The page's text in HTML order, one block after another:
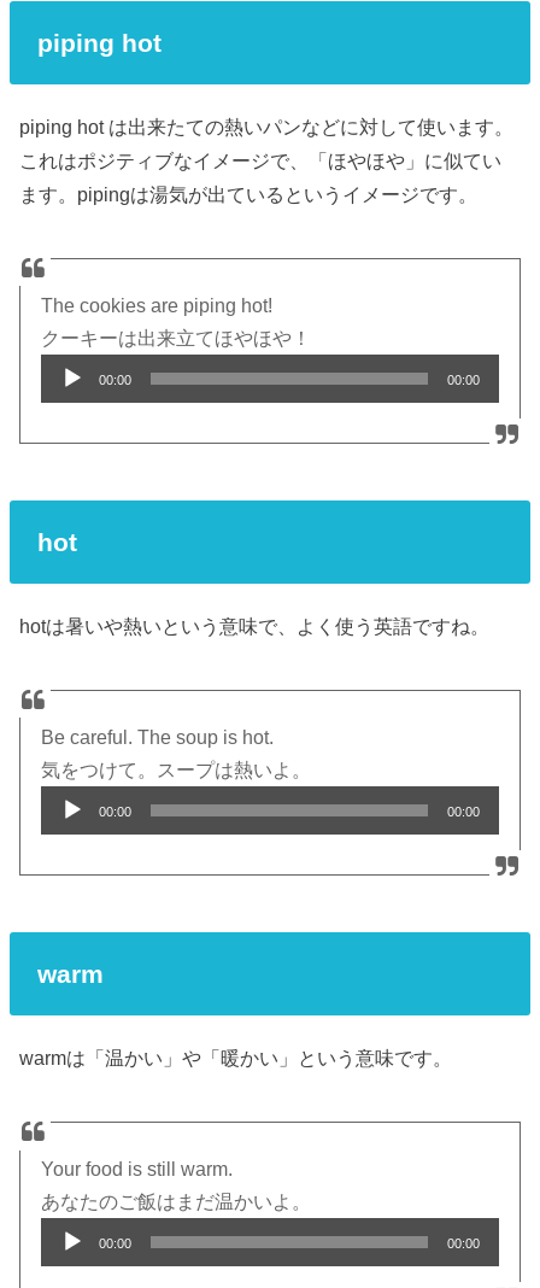
piping hot
piping hot は出来たての熱いパンなどに対して使います。
これはポジティブなイメージで、「ほやほや」に似てい
ます。pipingは湯気が出ているというイメージです。
The cookies are piping hot!
クーキーは出来立てほやほや！
Audio
Player
00:00 00:00
hot
hotは暑いや熱いという意味で、よく使う英語ですね。
Be careful. The soup is hot.
気をつけて。スープは熱いよ。
Audio
Player
00:00 00:00
warm
warmは「温かい」や「暖かい」という意味です。
Your food is still warm.
あなたのご飯はまだ温かいよ。
Audio
Player
00:00 00:00